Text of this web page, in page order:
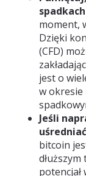
spadkach
moment,
Dzięki
(CFD)
jest o
w okresie
Jeśli
bitcoin
potencjał